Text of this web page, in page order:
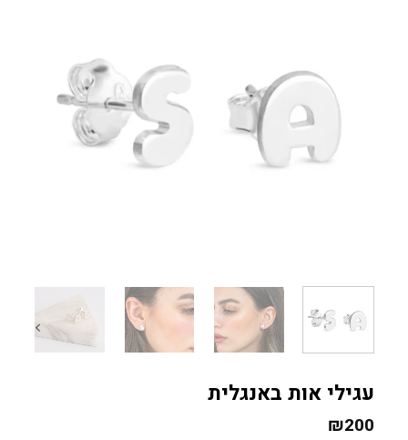
עגילי אות באנגלית
₪200